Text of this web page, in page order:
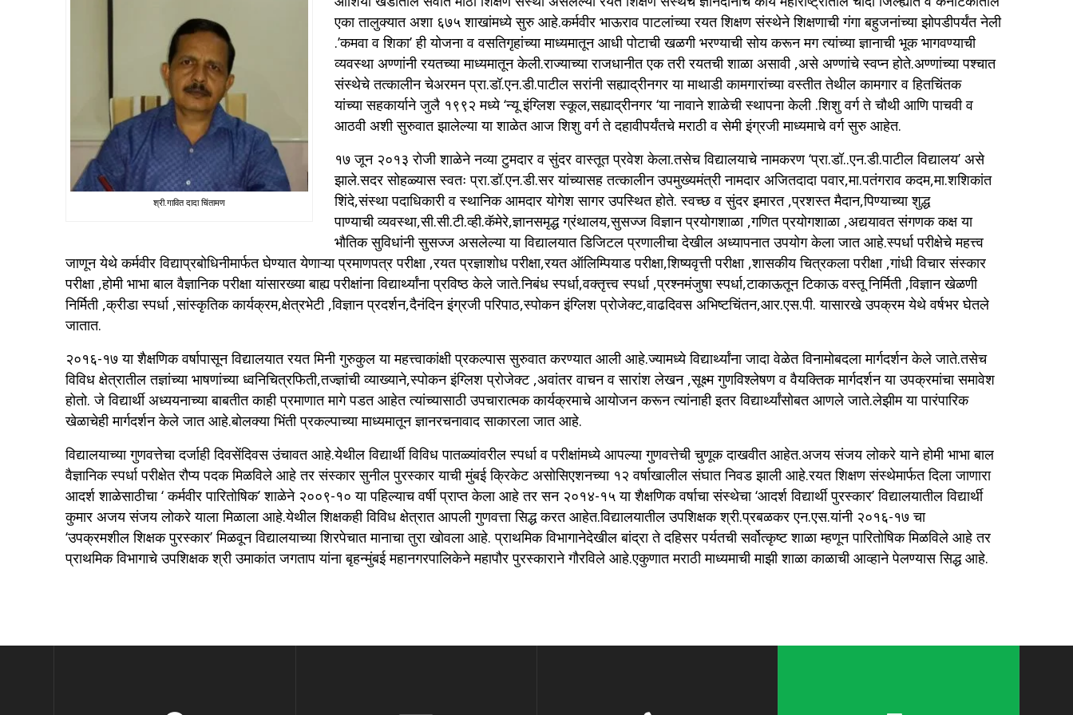
श्री.गावित दादा चिंतामण
एका तालुक्यात अशा ६७५ शाखांमध्ये सुरु आहे.कर्मवीर भाऊराव पाटलांच्या रयत शिक्षण संस्थेने शिक्षणाची गंगा बहुजनांच्या झोपडीपर्यंत नेली
.’कमवा व शिका’ ही योजना व वसतिगृहांच्या माध्यमातून आधी पोटाची खळगी भरण्याची सोय करून मग त्यांच्या ज्ञानाची भूक भागवण्याची
व्यवस्था अण्णांनी रयतच्या माध्यमातून केली.राज्याच्या राजधानीत एक तरी रयतची शाळा असावी ,असे अण्णांचे स्वप्न होते.अण्णांच्या पश्चात
संस्थेचे तत्कालीन चेअरमन प्रा.डॉ.एन.डी.पाटील सरांनी सह्याद्रीनगर या माथाडी कामगारांच्या वस्तीत तेथील कामगार व हितचिंतक
यांच्या सहकार्याने जुलै १९९२ मध्ये ‘न्यू इंग्लिश स्कूल,सह्याद्रीनगर ‘या नावाने शाळेची स्थापना केली .शिशु वर्ग ते चौथी आणि पाचवी व
आठवी अशी सुरुवात झालेल्या या शाळेत आज शिशु वर्ग ते दहावीपर्यंतचे मराठी व सेमी इंग्रजी माध्यमाचे वर्ग सुरु आहेत.
१७ जून २०१३ रोजी शाळेने नव्या टुमदार व सुंदर वास्तूत प्रवेश केला.तसेच विद्यालयाचे नामकरण ‘प्रा.डॉ..एन.डी.पाटील विद्यालय’ असे
झाले.सदर सोहळ्यास स्वतः प्रा.डॉ.एन.डी.सर यांच्यासह तत्कालीन उपमुख्यमंत्री नामदार अजितदादा पवार,मा.पतंगराव कदम,मा.शशिकांत
शिंदे,संस्था पदाधिकारी व स्थानिक आमदार योगेश सागर उपस्थित होते. स्वच्छ व सुंदर इमारत ,प्रशस्त मैदान,पिण्याच्या शुद्ध
पाण्याची व्यवस्था,सी.सी.टी.व्ही.कॅमेरे,ज्ञानसमृद्ध ग्रंथालय,सुसज्ज विज्ञान प्रयोगशाळा ,गणित प्रयोगशाळा ,अद्ययावत संगणक कक्ष या
भौतिक सुविधांनी सुसज्ज असलेल्या या विद्यालयात डिजिटल प्रणालीचा देखील अध्यापनात उपयोग केला जात आहे.स्पर्धा परीक्षेचे महत्त्व
जाणून येथे कर्मवीर विद्याप्रबोधिनीमार्फत घेण्यात येणाऱ्या प्रमाणपत्र परीक्षा ,रयत प्रज्ञाशोध परीक्षा,रयत ऑलिम्पियाड परीक्षा,शिष्यवृत्ती परीक्षा ,शासकीय चित्रकला परीक्षा ,गांधी विचार संस्कार
परीक्षा ,होमी भाभा बाल वैज्ञानिक परीक्षा यांसारख्या बाह्य परीक्षांना विद्यार्थ्यांना प्रविष्ठ केले जाते.निबंध स्पर्धा,वक्तृत्त्व स्पर्धा ,प्रश्नमंजुषा स्पर्धा,टाकाऊतून टिकाऊ वस्तू निर्मिती ,विज्ञान खेळणी
निर्मिती ,क्रीडा स्पर्धा ,सांस्कृतिक कार्यक्रम,क्षेत्रभेटी ,विज्ञान प्रदर्शन,दैनंदिन इंग्रजी परिपाठ,स्पोकन इंग्लिश प्रोजेक्ट,वाढदिवस अभिष्टचिंतन,आर.एस.पी. यासारखे उपक्रम येथे वर्षभर घेतले
जातात.
२०१६-१७ या शैक्षणिक वर्षापासून विद्यालयात रयत मिनी गुरुकुल या महत्त्वाकांक्षी प्रकल्पास सुरुवात करण्यात आली आहे.ज्यामध्ये विद्यार्थ्यांना जादा वेळेत विनामोबदला मार्गदर्शन केले जाते.तसेच
विविध क्षेत्रातील तज्ञांच्या भाषणांच्या ध्वनिचित्रफिती,तज्ज्ञांची व्याख्याने,स्पोकन इंग्लिश प्रोजेक्ट ,अवांतर वाचन व सारांश लेखन ,सूक्ष्म गुणविश्लेषण व वैयक्तिक मार्गदर्शन या उपक्रमांचा समावेश
होतो. जे विद्यार्थी अध्ययनाच्या बाबतीत काही प्रमाणात मागे पडत आहेत त्यांच्यासाठी उपचारात्मक कार्यक्रमाचे आयोजन करून त्यांनाही इतर विद्यार्थ्यांसोबत आणले जाते.लेझीम या पारंपारिक
खेळाचेही मार्गदर्शन केले जात आहे.बोलक्या भिंती प्रकल्पाच्या माध्यमातून ज्ञानरचनावाद साकारला जात आहे.
विद्यालयाच्या गुणवत्तेचा दर्जाही दिवसेंदिवस उंचावत आहे.येथील विद्यार्थी विविध पातळ्यांवरील स्पर्धा व परीक्षांमध्ये आपल्या गुणवत्तेची चुणूक दाखवीत आहेत.अजय संजय लोकरे याने होमी भाभा बाल
वैज्ञानिक स्पर्धा परीक्षेत रौप्य पदक मिळविले आहे तर संस्कार सुनील पुरस्कार याची मुंबई क्रिकेट असोसिएशनच्या १२ वर्षाखालील संघात निवड झाली आहे.रयत शिक्षण संस्थेमार्फत दिला जाणारा
आदर्श शाळेसाठीचा ‘ कर्मवीर पारितोषिक’ शाळेने २००९-१० या पहिल्याच वर्षी प्राप्त केला आहे तर सन २०१४-१५ या शैक्षणिक वर्षाचा संस्थेचा ‘आदर्श विद्यार्थी पुरस्कार’ विद्यालयातील विद्यार्थी
कुमार अजय संजय लोकरे याला मिळाला आहे.येथील शिक्षकही विविध क्षेत्रात आपली गुणवत्ता सिद्ध करत आहेत.विद्यालयातील उपशिक्षक श्री.प्रबळकर एन.एस.यांनी २०१६-१७ चा
‘उपक्रमशील शिक्षक पुरस्कार’ मिळवून विद्यालयाच्या शिरपेचात मानाचा तुरा खोवला आहे. प्राथमिक विभागानेदेखील बांद्रा ते दहिसर पर्यतची सर्वोत्कृष्ट शाळा म्हणून पारितोषिक मिळविले आहे तर
प्राथमिक विभागाचे उपशिक्षक श्री उमाकांत जगताप यांना बृहन्मुंबई महानगरपालिकेने महापौर पुरस्काराने गौरविले आहे.एकुणात मराठी माध्यमाची माझी शाळा काळाची आव्हाने पेलण्यास सिद्ध आहे.